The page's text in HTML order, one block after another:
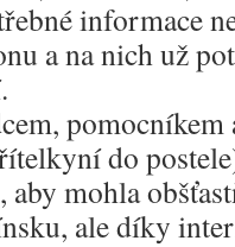
informace
a na nich už
do
aby mohla
ale díky